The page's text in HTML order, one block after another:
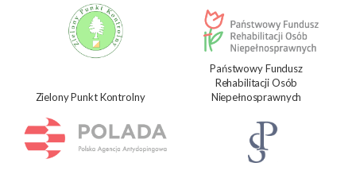
Zielony Punkt Kontrolny
Państwowy Fundusz
Rehabilitacji Osób
Niepełnosprawnych